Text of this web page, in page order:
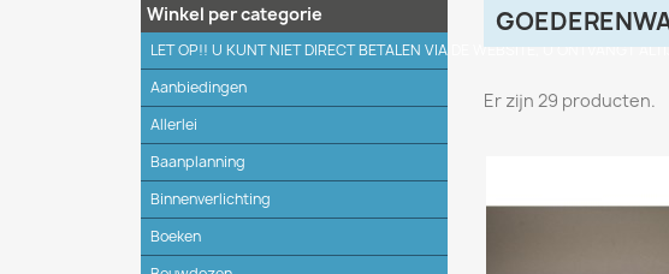
Winkel per categorie
LET OP!! U KUNT NIET DIRECT BETALEN VIA DE WEBSITE, U ONTVANGT
Aanbiedingen
Allerlei
Baanplanning
Binnenverlichting
Boeken
Er zijn 29 producten.